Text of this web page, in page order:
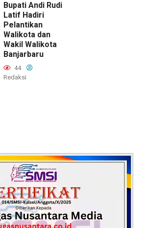
Bupati Andi Rudi
Latif Hadiri
Pelantikan
Walikota dan
Wakil Walikota
Banjarbaru
44
Redaksi